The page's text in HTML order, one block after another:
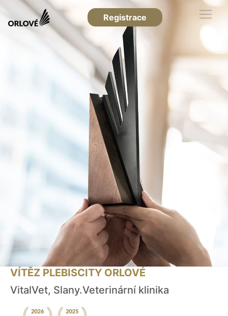
Registrace
VÍTĚZ PLEBISCITY ORLOVÉ
VitalVet, Slany.Veterinární klinika